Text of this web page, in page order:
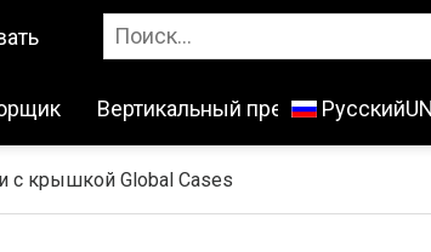
Вертикальный пресс-подборщик
Pусский
с крышкой Global Cases